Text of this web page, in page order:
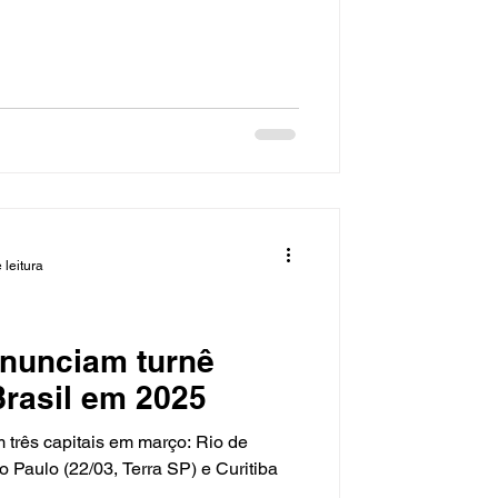
turnê
em 2025
três capitais em março: Rio de
Paulo (22/03, Terra SP) e Curitiba
leitura